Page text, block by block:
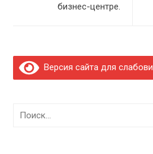
бизнес-центре.
Версия сайта для
Найти: